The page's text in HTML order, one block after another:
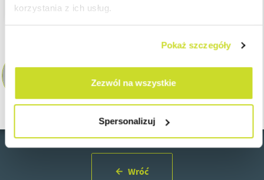
korzystania z ich usług.
Pokaż szczegóły
Zezwól na wszystkie
Spersonalizuj
ASB Group | Poland
Wróć